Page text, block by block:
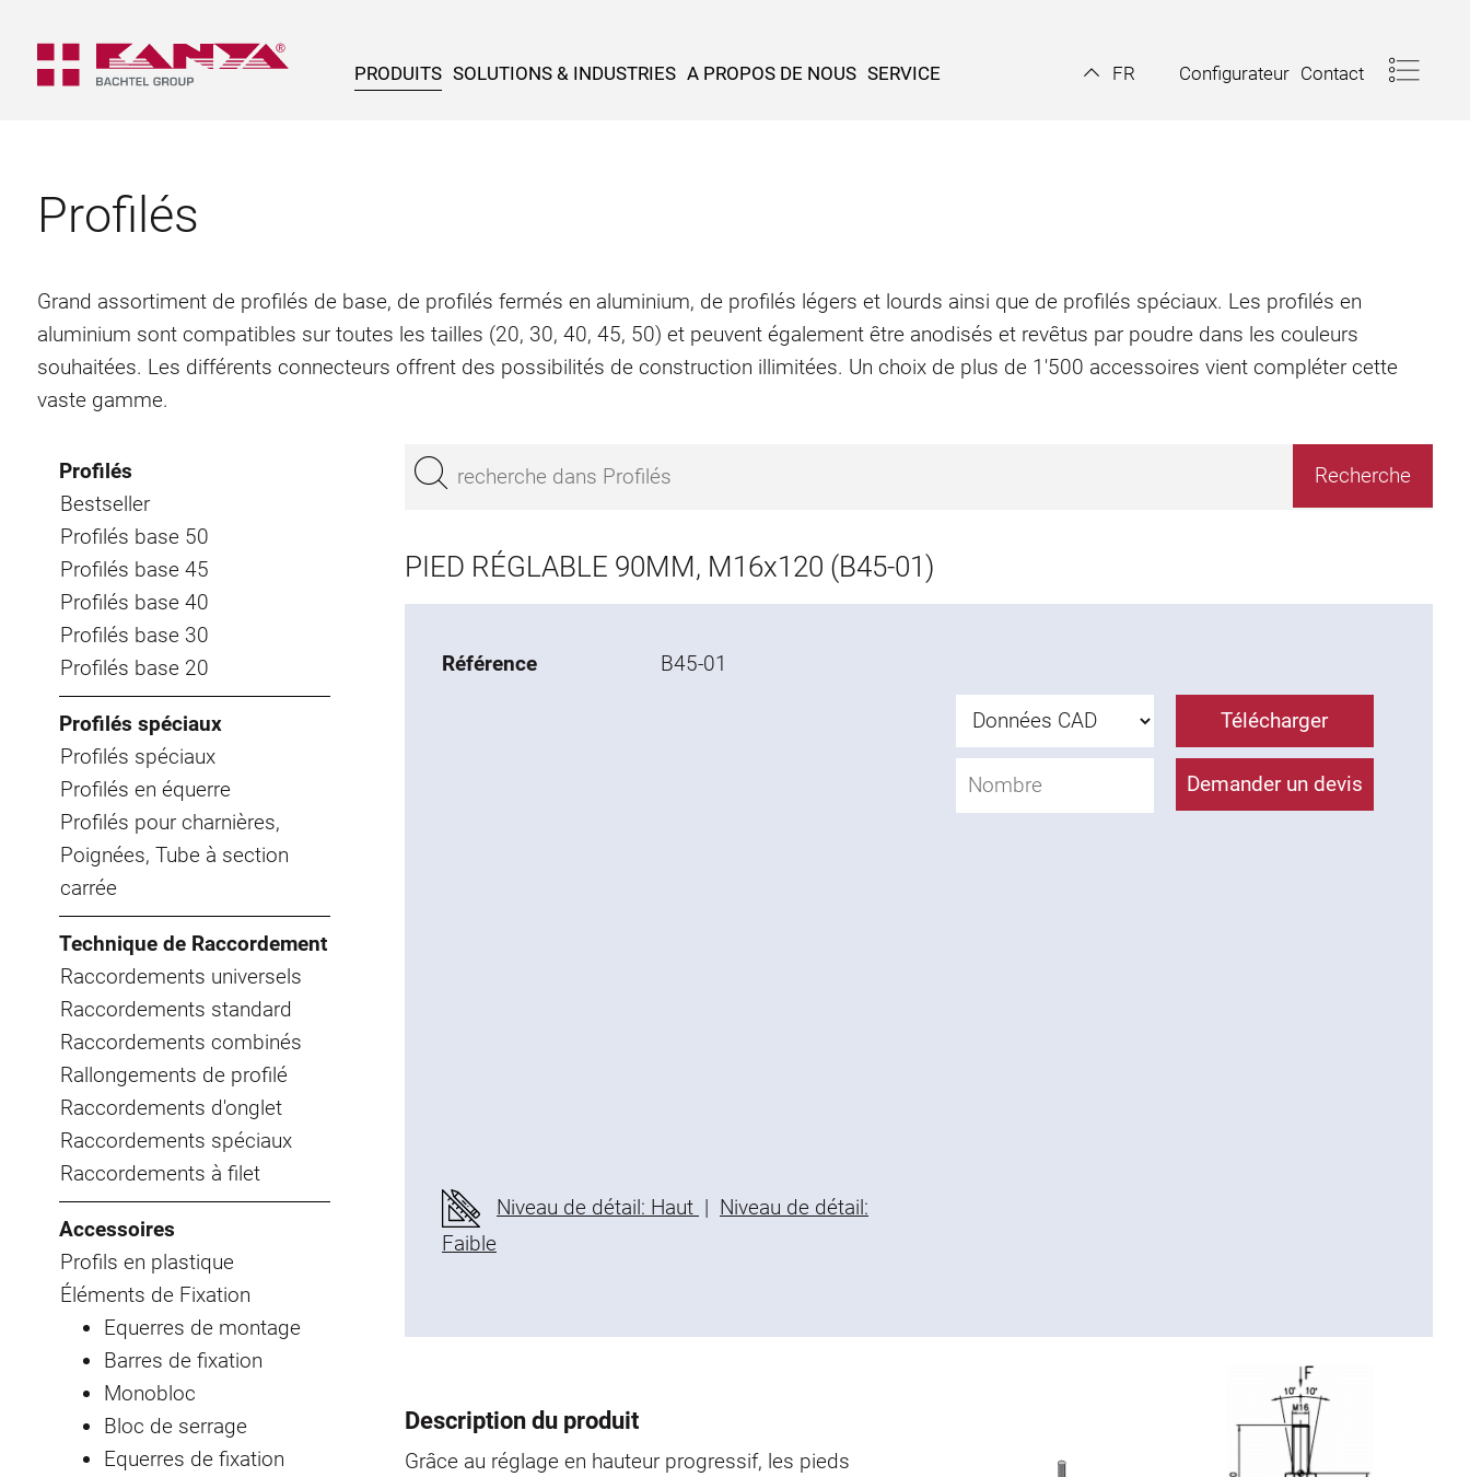
PRODUITS SOLUTIONS & INDUSTRIES A PROPOS DE NOUS SERVICE FR Configurateur Contact
Profilés
Grand assortiment de profilés de base, de profilés fermés en aluminium, de profilés légers et lourds ainsi que de profilés spéciaux. Les profilés en
aluminium sont compatibles sur toutes les tailles (20, 30, 40, 45, 50) et peuvent également être anodisés et revêtus par poudre dans les couleurs
souhaitées. Les différents connecteurs offrent des possibilités de construction illimitées. Un choix de plus de 1'500 accessoires vient compléter cette
vaste gamme.
Profilés
Bestseller
Profilés base 50
Profilés base 45
Profilés base 40
Profilés base 30
Profilés base 20
Profilés spéciaux
Profilés spéciaux
Profilés en équerre
Profilés pour charnières,
Poignées, Tube à section
carrée
Technique de Raccordement
Raccordements universels
Raccordements standard
Raccordements combinés
Rallongements de profilé
Raccordements d'onglet
Raccordements spéciaux
Raccordements à filet
Accessoires
Profils en plastique
Éléments de Fixation
Equerres de montage
Barres de fixation
Monobloc
Bloc de serrage
Equerres de fixation
PIED RÉGLABLE 90MM, M16x120 (B45-01)
Référence B45-01
Niveau de détail: Haut | Niveau de détail:
Faible
Télécharger
Demander un devis
Description du produit
Grâce au réglage en hauteur progressif, les pieds